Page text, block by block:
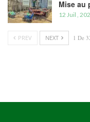
Mise au
12 Juil ,
PREV NEXT 1 De